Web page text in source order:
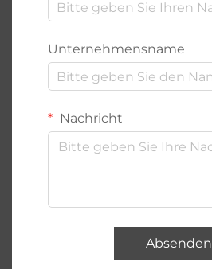
Unternehmensname
Nachricht
Absenden